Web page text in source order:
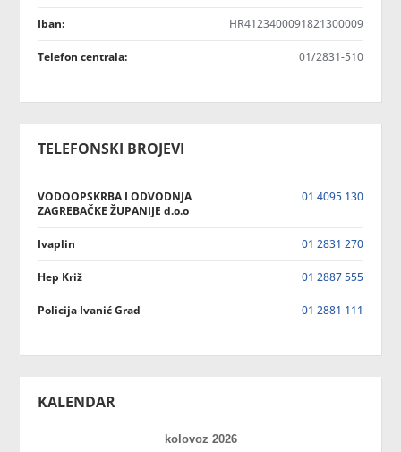
Iban: HR4123400091821300009
Telefon centrala: 01/2831-510
TELEFONSKI BROJEVI
VODOOPSKRBA I ODVODNJA
ZAGREBAČKE ŽUPANIJE d.o.o
01 4095 130
Ivaplin 01 2831 270
Hep Križ 01 2887 555
Policija Ivanić Grad 01 2881 111
KALENDAR
kolovoz 2026